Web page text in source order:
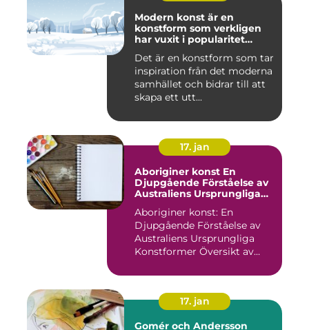
Modern konst är en
konstform som verkligen
har vuxit i popularitet
decennierna
Det är en konstform som tar
inspiration från det moderna
samhället och bidrar till att
skapa ett utt...
17. jan
Aboriginer konst En
Djupgående Förståelse av
Australiens Ursprungliga
Aboriginer konst: En
Djupgående Förståelse av
Australiens Ursprungliga
Konstformer Översikt av
17. jan
Gomér och Andersson